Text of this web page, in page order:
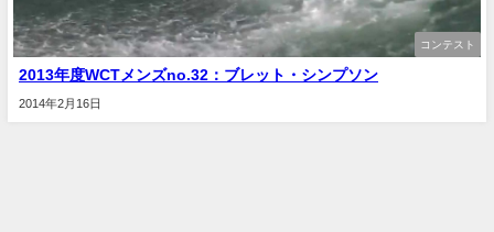
コンテスト
2013年度WCTメンズno.32：ブレット・シンプソン
2014年2月16日